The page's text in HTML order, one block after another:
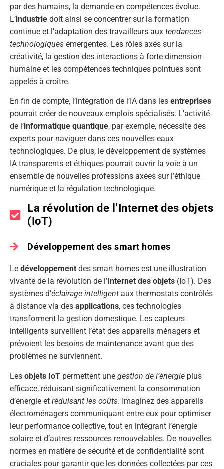
par des humains, la demande en compétences évolue.
L’industrie doit ainsi se concentrer sur la formation
continue et l’adaptation des travailleurs aux tendances
technologiques émergentes. Les rôles axés sur la
créativité, la gestion des interactions à forte dimension
humaine et les compétences techniques pointues sont
appelés à croître.
En fin de compte, l’intégration de l’IA dans les entreprises
pourrait créer de nouveaux emplois spécialisés. L’activité
de l’informatique quantique, par exemple, nécessite des
experts pour naviguer dans ces nouvelles eaux
technologiques. De plus, le développement de systèmes
IA transparents et éthiques pourrait ouvrir la voie à un
ensemble de nouvelles professions axées sur l’éthique
numérique et la régulation technologique.
La révolution de l’Internet des objets
(IoT)
Développement des smart homes
Le développement des smart homes est une illustration
vivante de la révolution de l’ Internet des objets (IoT). Des
systèmes d’éclairage intelligent aux thermostats contrôlés
à distance via des applications, ces technologies
transforment la gestion domestique. Les capteurs
intelligents surveillent l’état des appareils ménagers et
prévoient les besoins de maintenance avant que des
problèmes ne surviennent.
Les objets IoT permettent une gestion de l’énergie plus
efficace, réduisant significativement la consommation
d’énergie et réduisant les coûts. Imaginez des appareils
électroménagers communiquant entre eux pour optimiser
leur performance collective, tout en intégrant l’énergie
solaire et d’autres ressources renouvelables. De nouvelles
normes en matière de sécurité et de confidentialité sont
cruciales pour garantir que les données collectées par ces